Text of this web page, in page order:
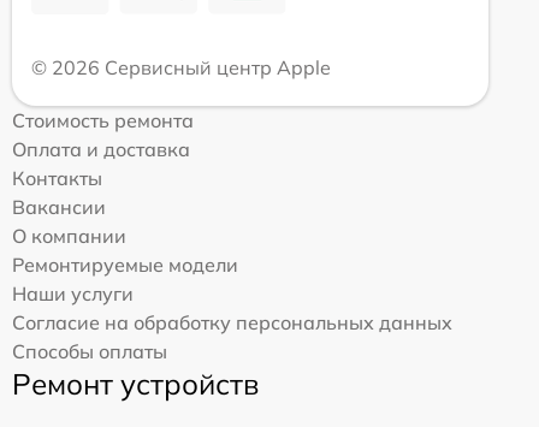
© 2026 Сервисный центр Apple
Стоимость ремонта
Оплата и доставка
Контакты
Вакансии
О компании
Ремонтируемые модели
Наши услуги
Согласие на обработку персональных данных
Способы оплаты
Ремонт устройств